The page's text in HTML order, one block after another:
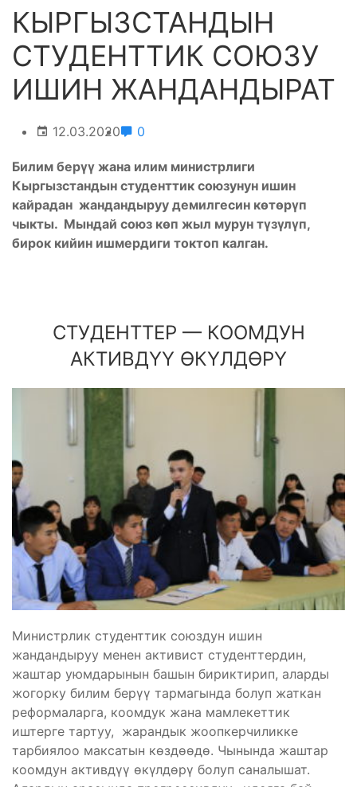
КЫРГЫЗСТАНДЫН
СТУДЕНТТИК СОЮЗУ
ИШИН ЖАНДАНДЫРАТ
12.03.2020 0
Билим берүү жана илим министрлиги
Кыргызстандын студенттик союзунун ишин
кайрадан жандандыруу демилгесин көтөрүп
чыкты. Мындай союз көп жыл мурун түзүлүп,
бирок кийин ишмердиги токтоп калган.
СТУДЕНТТЕР — КООМДУН
АКТИВДҮҮ ӨКҮЛДӨРҮ
Министрлик студенттик союздун ишин
жандандыруу менен активист студенттердин,
жаштар уюмдарынын башын бириктирип, аларды
жогорку билим берүү тармагында болуп жаткан
реформаларга, коомдук жана мамлекеттик
иштерге тартуу, жарандык жоопкерчиликке
тарбиялоо максатын көздөөдө. Чынында жаштар
коомдун активдүү өкүлдөрү болуп саналышат.